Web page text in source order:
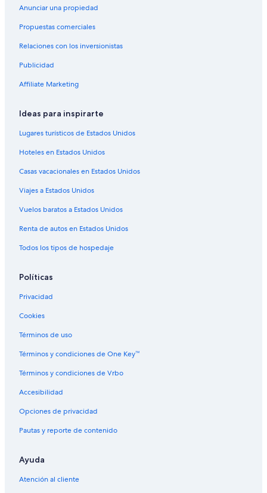
Hoteles de ski en Aurora
Hoteles en la playa en Aurora
Hoteles con hidromasaje en Aurora
Hoteles que aceptan mascotas en Aurora
Hoteles de La Quinta Inn & Suites en Aurora
Hoteles de Motel 6 en Aurora
Wyndham Hotels en Aurora
Hoteles en Aurora
Posadas en Aurora
Anunciar una propiedad
Propuestas comerciales
Relaciones con los inversionistas
Publicidad
Affiliate Marketing
Ideas para inspirarte
Lugares turísticos de Estados Unidos
Hoteles en Estados Unidos
Casas vacacionales en Estados Unidos
Viajes a Estados Unidos
Vuelos baratos a Estados Unidos
Renta de autos en Estados Unidos
Todos los tipos de hospedaje
Políticas
Privacidad
Cookies
Términos de uso
Términos y condiciones de One Key™
Términos y condiciones de Vrbo
Accesibilidad
Opciones de privacidad
Pautas y reporte de contenido
Ayuda
Atención al cliente